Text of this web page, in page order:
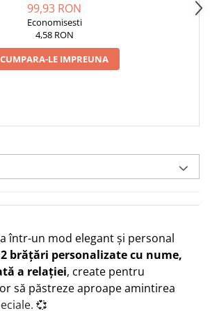
99,93 RON
Economisesti
4,58 RON
CUMPARA-LE IMPREUNA
într-un mod elegant și personal
brățări personalizate cu nume,
a relației, create pentru
să păstreze aproape amintirea
💞